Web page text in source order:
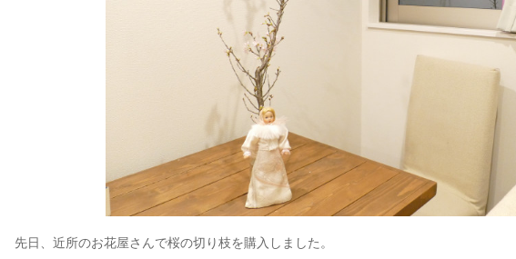
先日、近所のお花屋さんで桜の切り枝を購入しました。